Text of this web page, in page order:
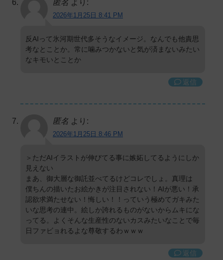
匿名 より:
2026年1月25日 8:41 PM
反AIって氷河期世代多そうなイメージ。なんでも他責思
考なとことか。常に噛みつかないと気が済まないみたい
なキモいとことか
返信
匿名 より:
2026年1月25日 8:46 PM
＞ただAIイラストが伸びてる事に嫉妬してるようにしか
見えない
まあ、御大層な御託並べてるけどコレでしょ。真理は
僕ちんの描いたお絵かきが注目されない！AIが悪い！承
認欲求満たせない！悔しい！！っていう極めてガキみた
いな思考の連中。絵しか誇れるものがないからムキにな
ってる。よくそんな生産性のないカスみたいなことで毎
日ファビョれるよな尊敬するわｗｗｗ
返信